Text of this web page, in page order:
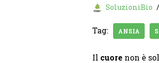
SoluzioniBio
Tag: ANSIA
Il cuore non è